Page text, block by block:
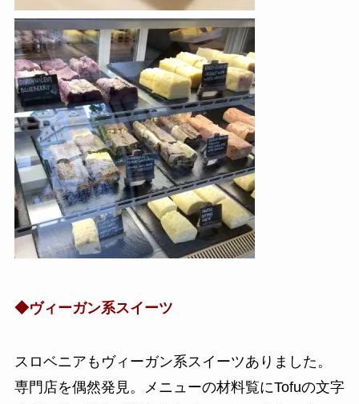
◆ヴィーガン系スイーツ
スロベニアもヴィーガン系スイーツありました。
専門店を偶然発見。メニューの材料覧にTofuの文字